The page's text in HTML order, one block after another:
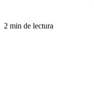
2 min de lectura